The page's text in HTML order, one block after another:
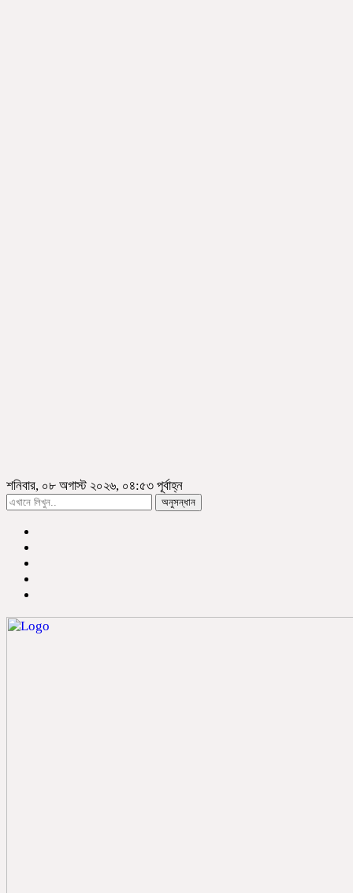
শনিবার, ০৮ অগাস্ট ২০২৬, ০৪:৫৩ পূর্বাহ্ন
অনুসন্ধান